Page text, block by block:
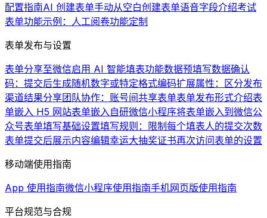
配置指南AI 创建表单手动从空白创建表单语音字段介绍考试
表单功能示例：人工阅卷功能定制
表单发布与设置
表单分享至微信启用 AI 智能填表功能数据预填写数据确认
码：提交后生成随机数字或特定格式编码扩展属性：区分发布
渠道结果分享团队协作：账号间共享表单表单发布形式介绍表
单嵌入 H5 网站表单嵌入自研微信小程序将表单嵌入到微信公
众号表单填写基础设置填写规则：限制每个填表人的提交次数
表单提交后展示内容编辑幸运大抽奖证书再次访问表单的设置
移动端使用指南
App 使用指南微信小程序使用指南手机网页版使用指南
平台规范与合规